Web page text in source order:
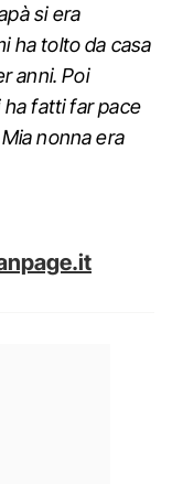
si era
ha tolto da casa
anni. Poi
ha fatti far pace
nonna era